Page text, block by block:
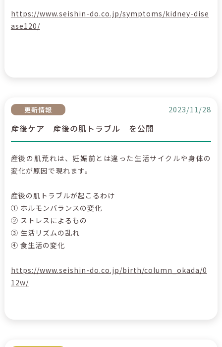
https://www.seishin-do.co.jp/symptoms/kidney-dise
ase120/
更新情報 2023/11/28
産後ケア 産後の肌トラブル を公開
産後の肌荒れは、妊娠前とは違った生活サイクルや身体の
変化が原因で現れます。
産後の肌トラブルが起こるわけ
① ホルモンバランスの変化
② ストレスによるもの
③ 生活リズムの乱れ
④ 食生活の変化
https://www.seishin-do.co.jp/birth/column_okada/0
12w/